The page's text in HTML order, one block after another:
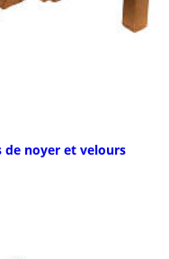
de noyer et velours